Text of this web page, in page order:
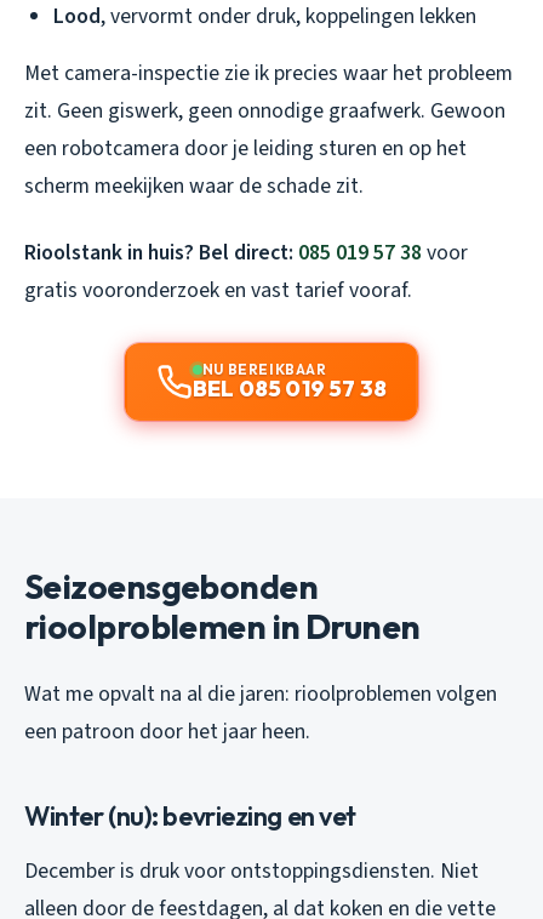
Lood, vervormt onder druk, koppelingen lekken
Met camera-inspectie zie ik precies waar het probleem
zit. Geen giswerk, geen onnodige graafwerk. Gewoon
een robotcamera door je leiding sturen en op het
scherm meekijken waar de schade zit.
Rioolstank in huis? Bel direct: 085 019 57 38 voor
gratis vooronderzoek en vast tarief vooraf.
NU BEREIKBAAR
BEL 085 019 57 38
Seizoensgebonden
rioolproblemen in Drunen
Wat me opvalt na al die jaren: rioolproblemen volgen
een patroon door het jaar heen.
Winter (nu): bevriezing en vet
December is druk voor ontstoppingsdiensten. Niet
alleen door de feestdagen, al dat koken en die vette